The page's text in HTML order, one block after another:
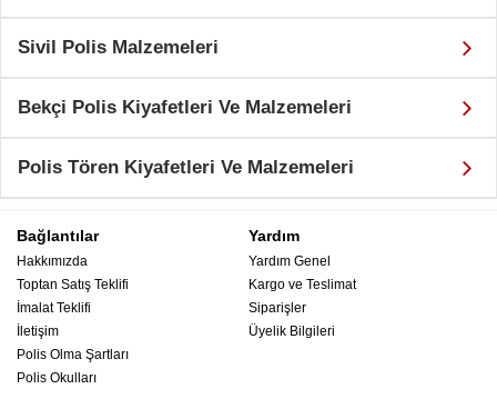
Sivil Polis Malzemeleri
Bekçi Polis Kiyafetleri Ve Malzemeleri
Polis Tören Kiyafetleri Ve Malzemeleri
Bağlantılar
Hakkımızda
Toptan Satış Teklifi
İmalat Teklifi
İletişim
Polis Olma Şartları
Polis Okulları
Yardım
Yardım Genel
Kargo ve Teslimat
Siparişler
Üyelik Bilgileri